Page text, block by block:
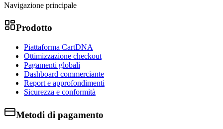
Navigazione principale
Prodotto
Piattaforma CartDNA
Ottimizzazione checkout
Pagamenti globali
Dashboard commerciante
Report e approfondimenti
Sicurezza e conformità
Metodi di pagamento